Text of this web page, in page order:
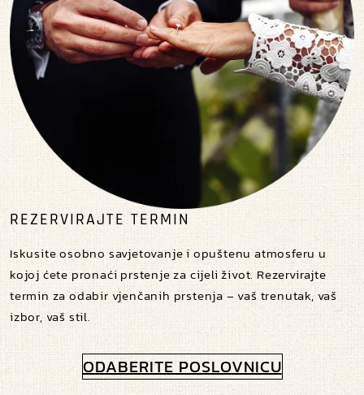
REZERVIRAJTE TERMIN
Iskusite osobno savjetovanje i opuštenu atmosferu u
kojoj ćete pronaći prstenje za cijeli život. Rezervirajte
termin za odabir vjenčanih prstenja – vaš trenutak, vaš
izbor, vaš stil.
ODABERITE POSLOVNICU